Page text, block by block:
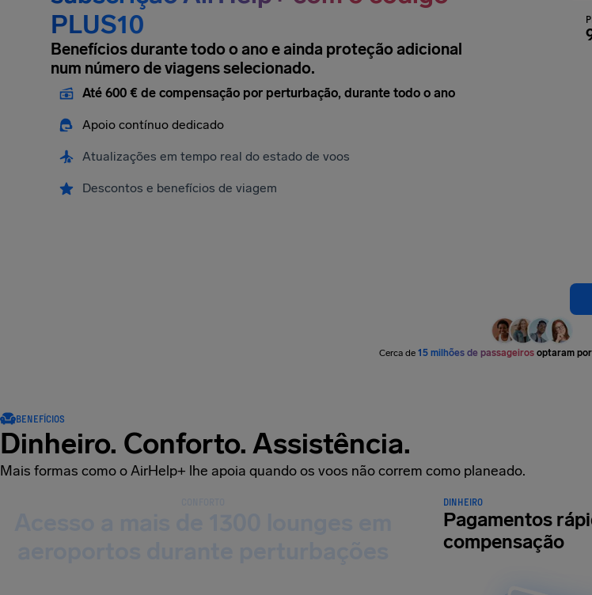
PLUS10
Benefícios durante todo o ano e ainda proteção adicional
num número de viagens selecionado.
Até 600 € de compensação por perturbação, durante todo o ano
Apoio contínuo dedicado
Atualizações em tempo real do estado de voos
Descontos e benefícios de viagem
Cerca de 15 milhões de passageiros optaram
BENEFÍCIOS
Dinheiro. Conforto. Assistência.
Mais formas como o AirHelp+ lhe apoia quando os voos não correm como planeado.
DINHEIRO
Pagamentos
compensação